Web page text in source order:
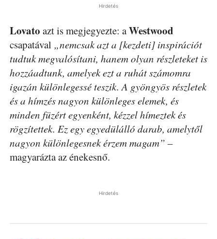
Hirdetés
Lovato azt is megjegyezte: aWestwood
csapatával „nemcsak azt a [kezdeti] inspirációt
tudtuk megvalósítani, hanem olyan részleteket is
hozzáadtunk, amelyek ezt a ruhát számomra
igazán különlegessé teszik. A gyöngyös részletek
és a hímzés nagyon különleges elemek, és
minden füzért egyenként, kézzel hímeztek és
rögzítettek. Ez egy egyedülálló darab, amelytől
nagyon különlegesnek érzem magam” –
magyarázta az énekesnő.
Hirdetés